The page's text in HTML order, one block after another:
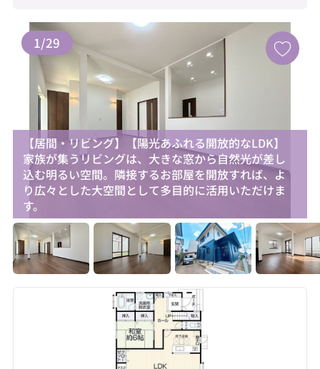
1/29
【居間・リビング】【陽光あふれる開放的なLDK】
家族が集うリビングは、大きな窓から自然光が差し
込む明るい空間。隣接するお部屋を開放すれば、よ
り広々とした大空間として多目的に活用いただけま
す。